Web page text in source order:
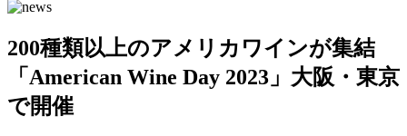
200種類以上のアメリカワインが集結
「American Wine Day 2023」大阪・東京
で開催